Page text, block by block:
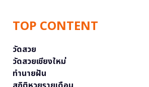
TOP CONTENT
วัดสวย
วัดสวยเชียงใหม่
ทำนายฝัน